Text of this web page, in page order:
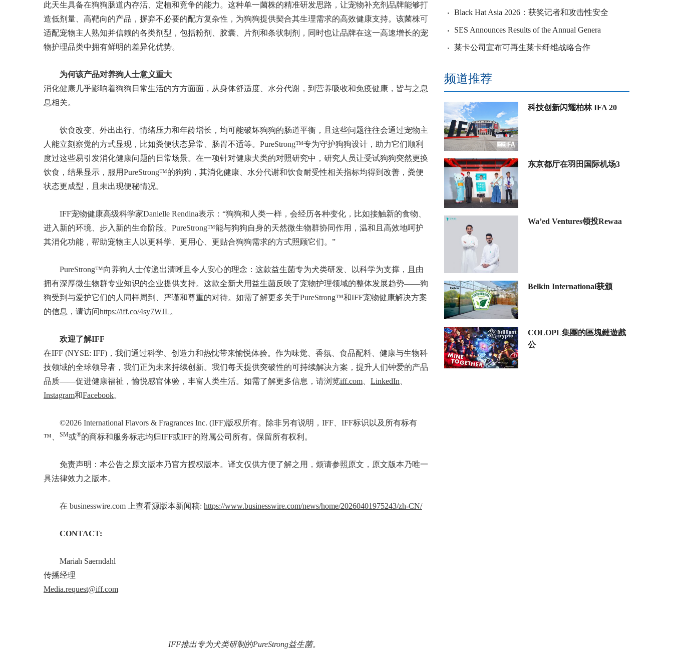
此天生具备在狗狗肠道内存活、定植和竞争的能力。这种单一菌株的精准研发思路，让宠物补充剂品牌能够打
造低剂量、高靶向的产品，摒弃不必要的配方复杂性，为狗狗提供契合其生理需求的高效健康支持。该菌株可
适配宠物主人熟知并信赖的各类剂型，包括粉剂、胶囊、片剂和条状制剂，同时也让品牌在这一高速增长的宠
物护理品类中拥有鲜明的差异化优势。
为何该产品对养狗人士意义重大
消化健康几乎影响着狗狗日常生活的方方面面，从身体舒适度、水分代谢，到营养吸收和免疫健康，皆与之息
息相关。
饮食改变、外出出行、情绪压力和年龄增长，均可能破坏狗狗的肠道平衡，且这些问题往往会通过宠物主
人能立刻察觉的方式显现，比如粪便状态异常、肠胃不适等。PureStrong™专为守护狗狗设计，助力它们顺利
度过这些易引发消化健康问题的日常场景。在一项针对健康犬类的对照研究中，研究人员让受试狗狗突然更换
饮食，结果显示，服用PureStrong™的狗狗，其消化健康、水分代谢和饮食耐受性相关指标均得到改善，粪便
状态更成型，且未出现便秘情况。
IFF宠物健康高级科学家Danielle Rendina表示：“狗狗和人类一样，会经历各种变化，比如接触新的食物、
进入新的环境、步入新的生命阶段。PureStrong™能与狗狗自身的天然微生物群协同作用，温和且高效地呵护
其消化功能，帮助宠物主人以更科学、更用心、更贴合狗狗需求的方式照顾它们。”
PureStrong™向养狗人士传递出清晰且令人安心的理念：这款益生菌专为犬类研发、以科学为支撑，且由
拥有深厚微生物群专业知识的企业提供支持。这款全新犬用益生菌反映了宠物护理领域的整体发展趋势——狗
狗受到与爱护它们的人同样周到、严谨和尊重的对待。如需了解更多关于PureStrong™和IFF宠物健康解决方案
的信息，请访问https://iff.co/4sy7WJL。
欢迎了解IFF
在IFF (NYSE: IFF)，我们通过科学、创造力和热忱带来愉悦体验。作为味觉、香氛、食品配料、健康与生物科
技领域的全球领导者，我们正为未来持续创新。我们每天提供突破性的可持续解决方案，提升人们钟爱的产品
品质——促进健康福祉，愉悦感官体验，丰富人类生活。如需了解更多信息，请浏览iff.com LinkedIn
Instagram和Facebook。
©2026 International Flavors & Fragrances Inc. (IFF)版权所有。除非另有说明，IFF、IFF标识以及所有标有
™、
SM或®的商标和服务标志均归IFF或IFF的附属公司所有。保留所有权利。
免责声明：本公告之原文版本乃官方授权版本。译文仅供方便了解之用，烦请参照原文，原文版本乃唯一
具法律效力之版本。
在 businesswire.com 上查看源版本新闻稿: https://www.businesswire.com/news/home/20260401975243/zh-CN/
CONTACT:
Mariah Saerndahl
传播经理
Media.request@iff.com
IFF推出专为犬类研制的PureStrong益生菌。
Black Hat Asia 2026：获奖记者和攻击性安全
SES Announces Results of the Annual Genera
莱卡公司宣布可再生莱卡纤维战略合作
频道推荐
科技创新闪耀柏林 IFA 20
东京都厅在羽田国际机场3
Wa’ed Ventures领投Rewaa
Belkin International获颁
COLOPL集團的區塊鏈遊戲
公